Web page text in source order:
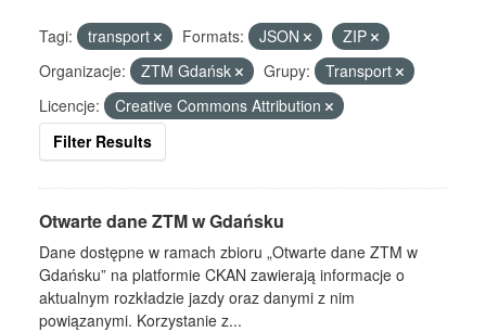
Tagi: transport Formats: JSON
ZIP
Organizacje:
ZTM Gdańsk Grupy:
Transport
Licencje:
Creative Commons Attribution
Filter Results
Otwarte dane ZTM w Gdańsku
Dane dostępne w ramach zbioru „Otwarte dane ZTM w
Gdańsku” na platformie CKAN zawierają informacje o
aktualnym rozkładzie jazdy oraz danymi z nim
powiązanymi. Korzystanie z...